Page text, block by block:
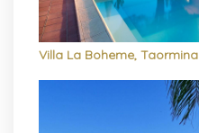
Villa La Boheme, Taormina